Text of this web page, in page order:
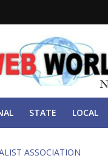
STATE LOCAL
ASSOCIATION